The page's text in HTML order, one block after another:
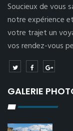
Soucieux de vous
notre expérience
votre trajet un
vos rendez-vous
GALERIE